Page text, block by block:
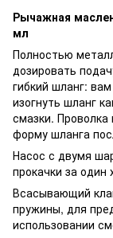
Рычажная
мл
Полностью
дозировать
гибкий шланг:
изогнуть шланг
смазки. Проволка
форму шланга
Насос с двумя
прокачки за один
Всасывающий
пружины, для
использовании